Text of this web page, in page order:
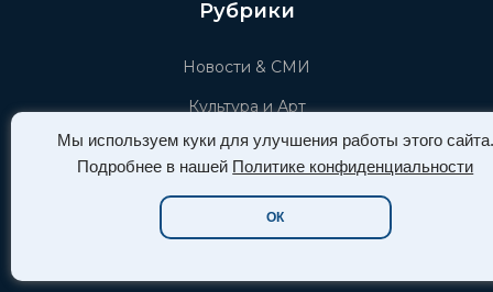
Мы используем куки для улучшения работы этого сайта.
Подробнее в нашей Политике конфиденциальности
ОК
Рубрики
Новости & СМИ
Культура и Арт
Кино и Сериалы
Игровой мир